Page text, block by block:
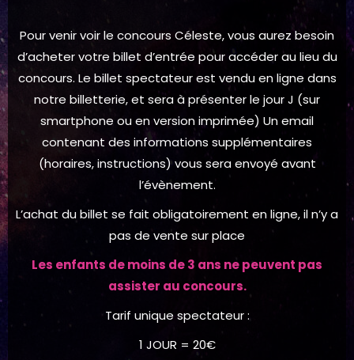
Pour venir voir le concours Céleste, vous aurez besoin
d’acheter votre billet d’entrée pour accéder au lieu du
concours. Le billet spectateur est vendu en ligne dans
notre billetterie, et sera à présenter le jour J (sur
smartphone ou en version imprimée) Un email
contenant des informations supplémentaires
(horaires, instructions) vous sera envoyé avant
l’évènement.
L’achat du billet se fait obligatoirement en ligne, il n’y a
pas de vente sur place
Les enfants de moins de 3 ans ne peuvent pas
assister au concours.
Tarif unique spectateur :
1 JOUR = 20€